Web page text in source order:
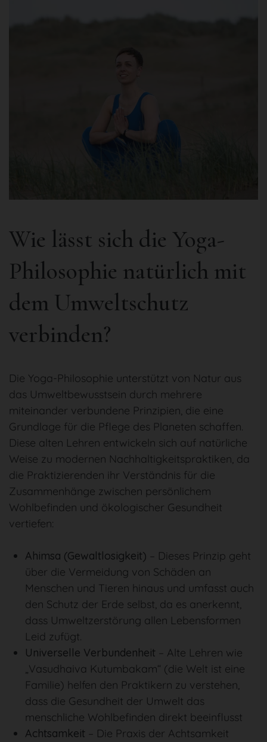
Wie lässt sich die Yoga-
Philosophie natürlich mit
dem Umweltschutz
verbinden?
Die Yoga-Philosophie unterstützt von Natur aus
das Umweltbewusstsein durch mehrere
miteinander verbundene Prinzipien, die eine
Grundlage für die Pflege des Planeten schaffen.
Diese alten Lehren entwickeln sich auf natürliche
Weise zu modernen Nachhaltigkeitspraktiken, da
die Praktizierenden ihr Verständnis für die
Zusammenhänge zwischen persönlichem
Wohlbefinden und ökologischer Gesundheit
vertiefen:
Ahimsa (Gewaltlosigkeit) – Dieses Prinzip geht
über die Vermeidung von Schäden an
Menschen und Tieren hinaus und umfasst auch
den Schutz der Erde selbst, da es anerkennt,
dass Umweltzerstörung allen Lebensformen
Leid zufügt.
Universelle Verbundenheit – Alte Lehren wie
„Vasudhaiva Kutumbakam“ (die Welt ist eine
Familie) helfen den Praktikern zu verstehen,
dass die Gesundheit der Umwelt das
menschliche Wohlbefinden direkt beeinflusst
Achtsamkeit – Die Praxis der Achtsamkeit